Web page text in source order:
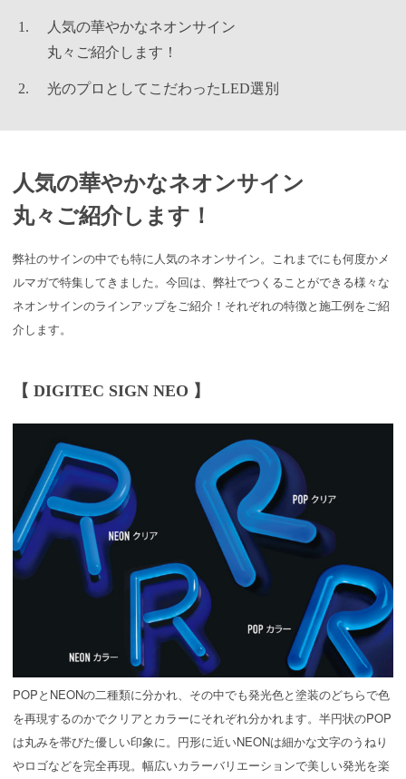
人気の華やかなネオンサイン
丸々ご紹介します！
光のプロとしてこだわったLED選別
人気の華やかなネオンサイン
丸々ご紹介します！
弊社のサインの中でも特に人気のネオンサイン。これまでにも何度かメ
ルマガで特集してきました。今回は、弊社でつくることができる様々な
ネオンサインのラインアップをご紹介！それぞれの特徴と施工例をご紹
介します。
【 DIGITEC SIGN NEO 】
POPとNEONの二種類に分かれ、その中でも発光色と塗装のどちらで色
を再現するのかでクリアとカラーにそれぞれ分かれます。半円状のPOP
は丸みを帯びた優しい印象に。円形に近いNEONは細かな文字のうねり
やロゴなどを完全再現。幅広いカラーバリエーションで美しい発光を楽